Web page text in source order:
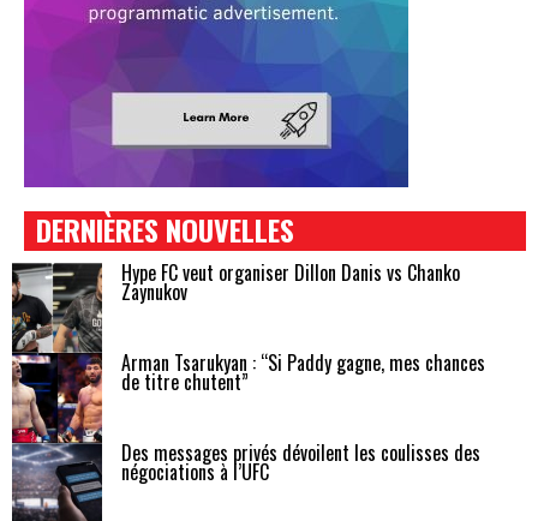
DERNIÈRES NOUVELLES
Hype FC veut organiser Dillon Danis vs Chanko
Zaynukov
Arman Tsarukyan : “Si Paddy gagne, mes chances
de titre chutent”
Des messages privés dévoilent les coulisses des
négociations à l’UFC